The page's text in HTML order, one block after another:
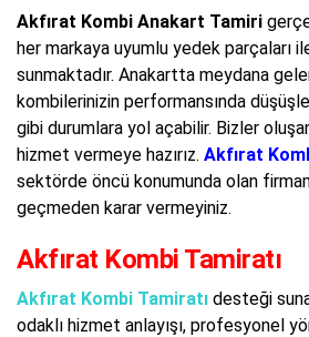
Akfırat Kombi Anakart Tamiri
her markaya uyumlu yedek parçaları
sunmaktadır. Anakartta meydana
kombilerinizin performansında
gibi durumlara yol açabilir. Bizler
hizmet vermeye hazırız. Akfırat
sektörde öncü konumunda olan
geçmeden karar vermeyiniz.
Akfırat Kombi Tamiratı
Akfırat Kombi Tamiratı desteği
odaklı hizmet anlayışı, profesyonel